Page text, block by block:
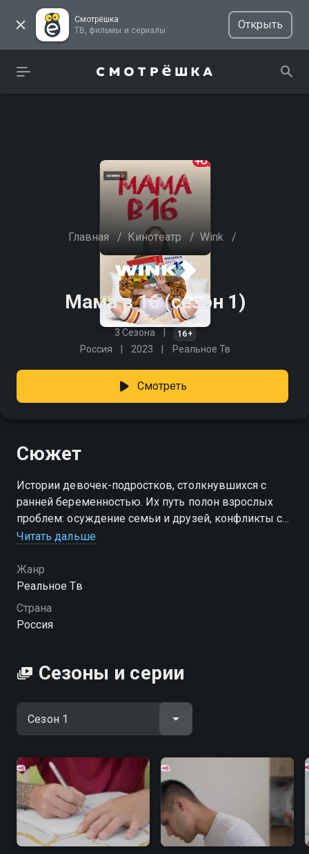
Смотрёшка
ТВ, фильмы и сериалы
Открыть
Главная / Кинотеатр / Wink /
Мама в 16 (сезон 1)
3 Сезона 16+
Россия 2023 Реальное Тв
Смотреть
Сюжет
Истории девочек-подростков, столкнувшихся с
ранней беременностью. Их путь полон взрослых
проблем: осуждение семьи и друзей, конфликты с
отцом ребенка и финансовые трудности.
Посмотреть онлайн 1 сезон сериала Мама в 16 вы
можете совершенно бесплатно в хорошем HD
качестве на Смотрёшке
Читать дальше
Жанр
Реальное Тв
Страна
Россия
Сезоны и серии